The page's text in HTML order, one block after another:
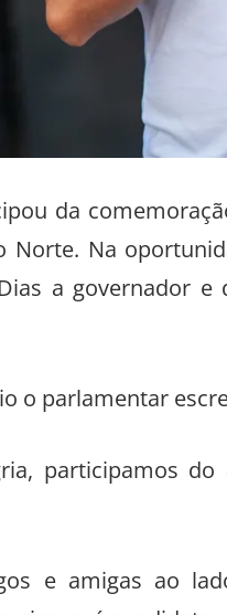
da
Norte. Na
a governador e
o parlamentar
participamos
e amigas ao